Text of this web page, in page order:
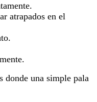
atrapados en el
donde una simple pala